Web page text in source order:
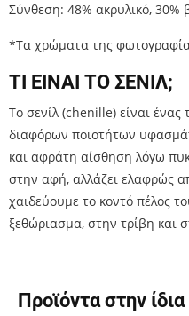
Σύνθεση: 48% ακρυλικό,
*Τα χρώματα της
ΤΙ ΕΙΝΑΙ ΤΟ ΣΕΝΙΛ;
Το σενίλ (chenille) είναι
διαφόρων ποιοτήτων
και αφράτη αίσθηση λόγω
στην αφή, αλλάζει ελαφρώς
χαιδεύουμε το κοντό πέλος
ξεθώριασμα, στην τρίβη και
Προϊόντα στην